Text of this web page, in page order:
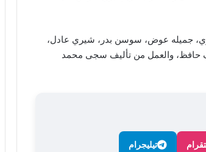
جميله عوض، سوسن بدر، شيري عادل،
حافظ، والعمل من تأليف سجى محمد
تيليجرام